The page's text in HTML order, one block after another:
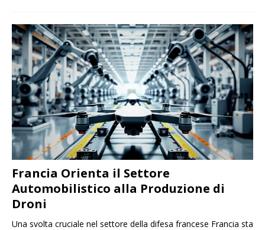
Francia Orienta il Settore
Automobilistico alla Produzione di
Droni
Una svolta cruciale nel settore della difesa francese Francia sta